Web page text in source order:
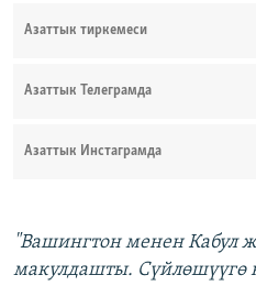
Азаттык тиркемеси
Азаттык Телеграмда
Азаттык Инстаграмда
"Вашингтон менен Кабул
макулдашты. Сүйлөшүүгө